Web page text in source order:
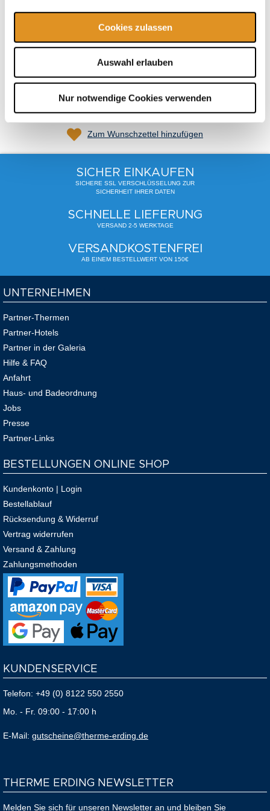
Cookies zulassen
Auswahl erlauben
Nur notwendige Cookies verwenden
Gesamt 62,90 €
In den Warenkorb
Zum Wunschzettel hinzufügen
SICHER EINKAUFEN
SICHERE SSL VERSCHLÜSSELUNG ZUR
SICHERHEIT IHRER DATEN
SCHNELLE LIEFERUNG
VERSAND 2-5 WERKTAGE
VERSANDKOSTENFREI
AB EINEM BESTELLWERT VON 150€
UNTERNEHMEN
Partner-Thermen
Partner-Hotels
Partner in der Galeria
Hilfe & FAQ
Anfahrt
Haus- und Badeordnung
Jobs
Presse
Partner-Links
BESTELLUNGEN ONLINE SHOP
Kundenkonto | Login
Bestellablauf
Rücksendung & Widerruf
Vertrag widerrufen
Versand & Zahlung
Zahlungsmethoden
KUNDENSERVICE
Telefon: +49 (0) 8122 550 2550
Mo. - Fr. 09:00 - 17:00 h
E-Mail: gutscheine@therme-erding.de
THERME ERDING NEWSLETTER
Melden Sie sich für unseren Newsletter an und bleiben Sie